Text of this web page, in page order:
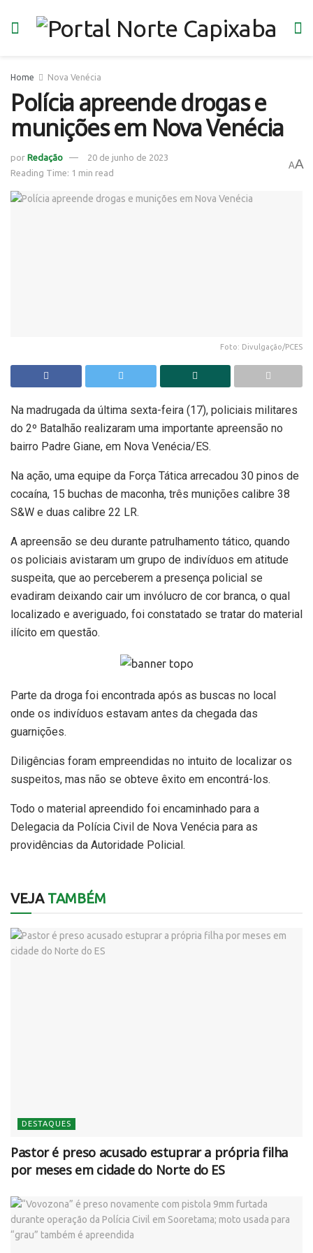
Home Nova Venécia
Polícia apreende drogas e
munições em Nova Venécia
por Redação
20 de junho de 2023
Reading Time: 1 min read
AA
Foto: Divulgação/PCES
Na madrugada da última sexta-feira (17), policiais militares
do 2º Batalhão realizaram uma importante apreensão no
bairro Padre Giane, em Nova Venécia/ES.
Na ação, uma equipe da Força Tática arrecadou 30 pinos de
cocaína, 15 buchas de maconha, três munições calibre 38
S&W e duas calibre 22 LR.
A apreensão se deu durante patrulhamento tático, quando
os policiais avistaram um grupo de indivíduos em atitude
suspeita, que ao perceberem a presença policial se
evadiram deixando cair um invólucro de cor branca, o qual
localizado e averiguado, foi constatado se tratar do material
ilícito em questão.
Parte da droga foi encontrada após as buscas no local
onde os indivíduos estavam antes da chegada das
guarnições.
Diligências foram empreendidas no intuito de localizar os
suspeitos, mas não se obteve êxito em encontrá-los.
Todo o material apreendido foi encaminhado para a
Delegacia da Polícia Civil de Nova Venécia para as
providências da Autoridade Policial.
VEJATAMBÉM
DESTAQUES
Pastor é preso acusado estuprar a própria filha
por meses em cidade do Norte do ES